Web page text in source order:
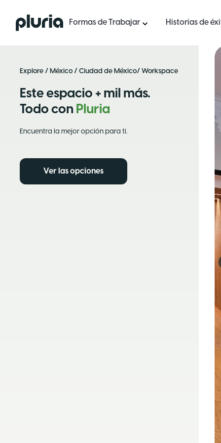
Logo Pluria Formas de Trabajar Historias de
Explore / México / Ciudad de México/ Workspace
Este espacio + mil más.
Todo con Pluria
Encuentra la mejor opción para ti.
Ver las opciones